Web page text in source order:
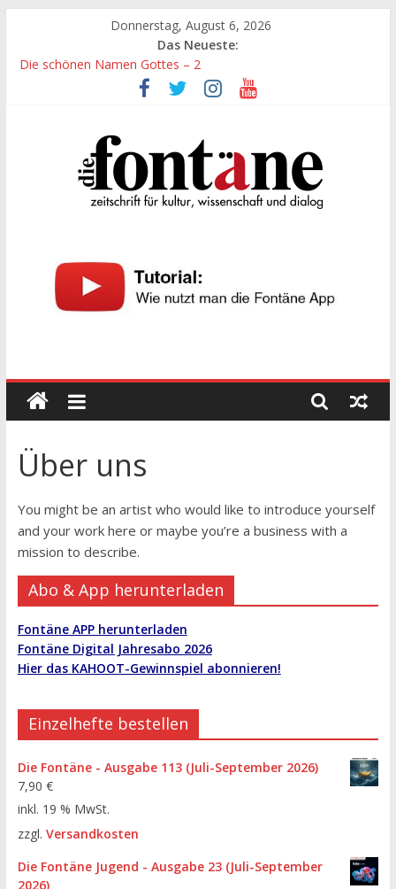
springen
Donnerstag, August 6, 2026
Das Neueste:
Die schönen Namen Gottes – 2
Werte, denen größte Sorgfalt entgegengebracht werden muss
Die schönen Namen Gottes
„Kind“ seiner Zeit sein
Die
Fontäne
kultur,
wissenschaft
und
dialog
Über uns
You might be an artist who would like to introduce yourself
and your work here or maybe you’re a business with a
mission to describe.
Abo & App herunterladen
Fontäne APP herunterladen
Fontäne Digital Jahresabo 2026
Hier das KAHOOT-Gewinnspiel abonnieren!
Einzelhefte bestellen
Die Fontäne - Ausgabe 113 (Juli-September 2026)
7,90 €
inkl. 19 % MwSt.
zzgl. Versandkosten
Die Fontäne Jugend - Ausgabe 23 (Juli-September
2026)